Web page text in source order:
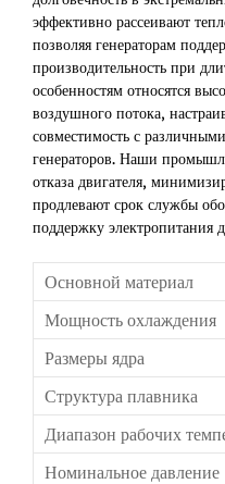
эффективно рассеивают
позволяя генераторам
производительность при
особенностям относятся
воздушного потока,
совместимость с
генераторов. Наши
отказа двигателя,
продлевают срок службы
поддержку
Основной материал
Мощность охлаждения
Размеры ядра
Структура плавника
Диапазон рабочих
Номинальное давление